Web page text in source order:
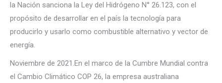
la Nación sanciona la Ley del Hidrógeno N° 26.123, con el
propósito de desarrollar en el país la tecnología para
producirlo y usarlo como combustible alternativo y vector de
energía.
Noviembre de 2021.En el marco de la Cumbre Mundial contra
el Cambio Climático COP 26, la empresa australiana